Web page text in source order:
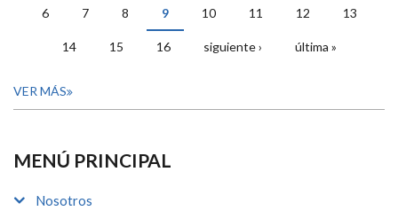
6 7 8 9 10 11 12 13
14 15 16 siguiente › última »
VER MÁS
MENÚ PRINCIPAL
Nosotros